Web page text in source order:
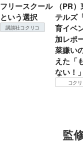
フリースクール
という選択
講談社コクリコ
（PR
テルズ
育イベ
加レポ
菜嫌い
えた「
ない！
コク
監